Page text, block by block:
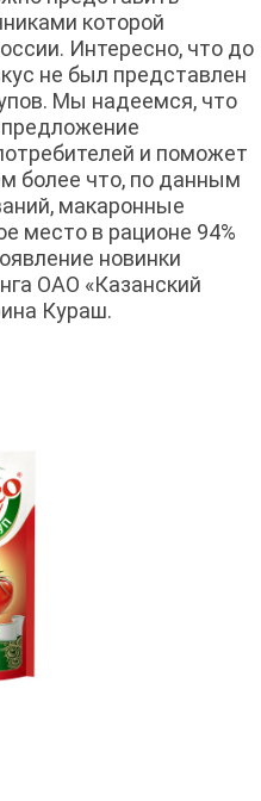
которой
Интересно, что до
не был представлен
Мы надеемся, что
предложение
и поможет
более что, по данным
макаронные
место в рационе 94%
новинки
ОАО «Казанский
Кураш.